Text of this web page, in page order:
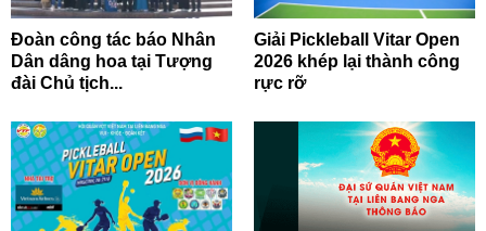
Đoàn công tác báo Nhân
Dân dâng hoa tại Tượng
đài Chủ tịch...
Giải Pickleball Vitar Open
2026 khép lại thành công
rực rỡ